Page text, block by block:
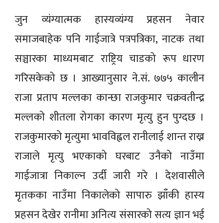
जुन व्यंग्यात्मक हास्यव्यंग्य प्रहसन नेवार
समाजबाहेक पनि गाईजात्रे पत्रपत्रिका, नाटक तथा
सञ्चारका माध्यमबाट राष्ट्रिय चाडको रूप धारण
गरिसकेको छ । आख्यानुसार ने.सं. ७७५ कालीन
राजा प्रताप मल्लका कान्छा राजकुमार चक्रवतीन्द्र
मल्लको शीतला रोगका कारण मृत्यु हुन पुग्दछ ।
राजकुमारको मृत्युमा भावविह्वल रानीलाई शान्त राख्न
राजाले मृत्यु भएकाको घरबाट उनैको नाउँमा
गाईजात्रा निकाल्न उर्दी जारी गरे । देशवासीले
मृतकका नाउँमा निकालेको सापारु झाँकी हास्य
प्रहसन देखेर रानीमा अनित्य संसारको सत्य ज्ञान भई